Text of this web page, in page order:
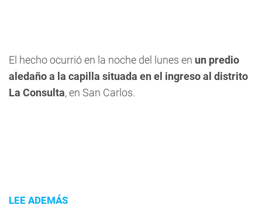
El hecho ocurrió en la noche del lunes en un predio
aledaño a la capilla situada en el ingreso al distrito
La Consulta, en San Carlos.
LEE ADEMÁS